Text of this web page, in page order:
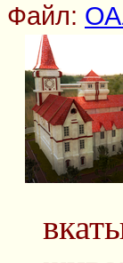
Файл: